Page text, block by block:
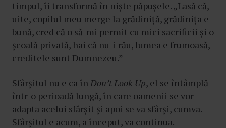
timpul, îi transformă în niște păpușele. „Lasă că,
uite, copilul meu merge la grădiniță, grădinița e
bună, cred că o să-mi permit cu mici sacrificii și o
școală privată, hai că nu-i rău, lumea e frumoasă,
creditele sunt Dumnezeu.”
Sfârșitul nu e ca înDon’t Look Up, el se întâmplă
într-o perioadă lungă, în care oamenii se vor
adapta acelui sfârșit și apoi se va sfârși, cumva.
Sfârșitul e acum, a început, va continua.